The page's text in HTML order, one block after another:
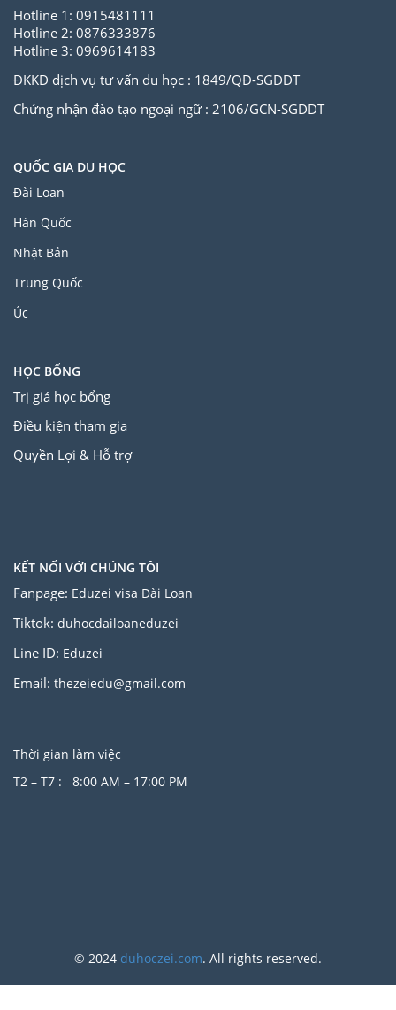
Hotline 1: 0915481111
Hotline 2: 0876333876
Hotline 3: 0969614183
ĐKKD dịch vụ tư vấn du học : 1849/QĐ-SGDDT
Chứng nhận đào tạo ngoại ngữ : 2106/GCN-SGDDT
QUỐC GIA DU HỌC
Đài Loan
Hàn Quốc
Nhật Bản
Trung Quốc
Úc
HỌC BỔNG
Trị giá học bổng
Điều kiện tham gia
Quyền Lợi & Hỗ trợ
KẾT NỐI VỚI CHÚNG TÔI
Fanpage: Eduzei visa Đài Loan
Tiktok: duhocdailoaneduzei
Line ID: Eduzei
Email: thezeiedu@gmail.com
Thời gian làm việc
T2 – T7 : 8:00 AM – 17:00 PM
© 2024 duhoczei.com. All rights reserved.